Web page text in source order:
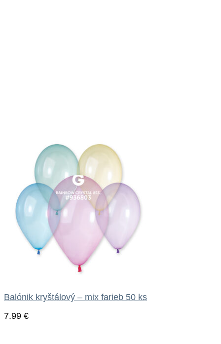
Balónik kryštálový – mix farieb 50 ks
7.99 €